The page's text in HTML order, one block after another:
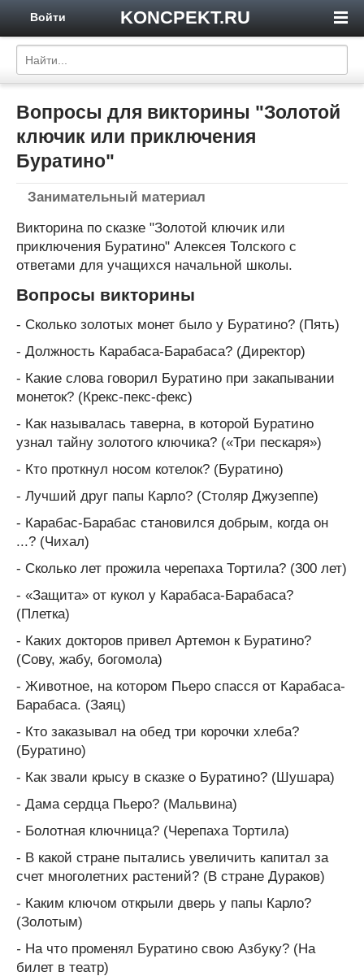
KONCPEKT.RU
Войти
Вопросы для викторины "Золотой
ключик или приключения
Буратино"
Занимательный материал
Викторина по сказке "Золотой ключик или
приключения Буратино" Алексея Толского с
ответами для учащихся начальной школы.
Вопросы викторины
- Сколько золотых монет было у Буратино? (Пять)
- Должность Карабаса-Барабаса? (Директор)
- Какие слова говорил Буратино при закапывании
монеток? (Крекс-пекс-фекс)
- Как называлась таверна, в которой Буратино
узнал тайну золо­того ключика? («Три пескаря»)
- Кто проткнул носом котелок? (Буратино)
- Лучший друг папы Карло? (Столяр Джузеппе)
- Карабас-Барабас становился добрым, когда он
...? (Чихал)
- Сколько лет прожила черепаха Тортила? (300 лет)
- «Защита» от кукол у Карабаса-Барабаса?
(Плетка)
- Каких докторов привел Артемон к Буратино?
(Сову, жабу, бо­гомола)
- Животное, на котором Пьеро спасся от Карабаса-
Барабаса. (Заяц)
- Кто заказывал на обед три корочки хлеба?
(Буратино)
- Как звали крысу в сказке о Буратино? (Шушара)
- Дама сердца Пьеро? (Мальвина)
- Болотная ключница? (Черепаха Тортила)
- В какой стране пытались увеличить капитал за
счет многолетних растений? (В стране Дураков)
- Каким ключом открыли дверь у папы Карло?
(Золотым)
- На что променял Буратино свою Азбуку? (На
билет в театр)